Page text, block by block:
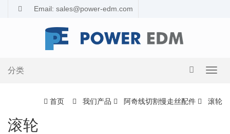
Email: sales@power-edm.com
导
换
分类
首页 我们产品 阿奇线切割慢走丝配件 滚轮
滚轮